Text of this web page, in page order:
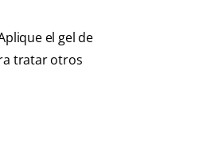
el gel de
tratar otros